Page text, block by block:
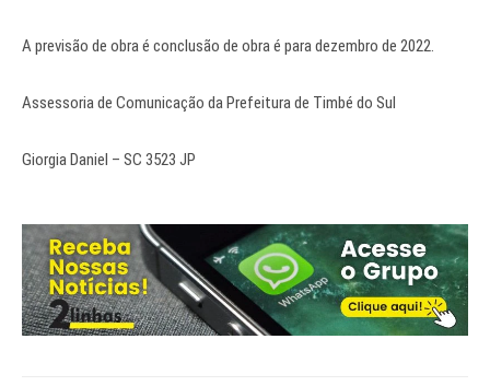
A previsão de obra é conclusão de obra é para dezembro de 2022.
Assessoria de Comunicação da Prefeitura de Timbé do Sul
Giorgia Daniel – SC 3523 JP